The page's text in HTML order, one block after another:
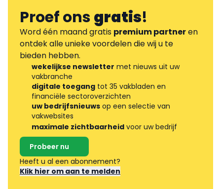
Proef onsgratis!
Word één maand gratis premium partneren
ontdek alle unieke voordelen die wij u te
bieden hebben.
wekelijkse newsletter met nieuws uit uw
vakbranche
digitale toegang tot 35 vakbladen en
financiële sectoroverzichten
uw bedrijfsnieuws op een selectie van
vakwebsites
maximale zichtbaarheid voor uw bedrijf
Probeer nu
Heeft u al een abonnement?
Klik hier om aan te melden